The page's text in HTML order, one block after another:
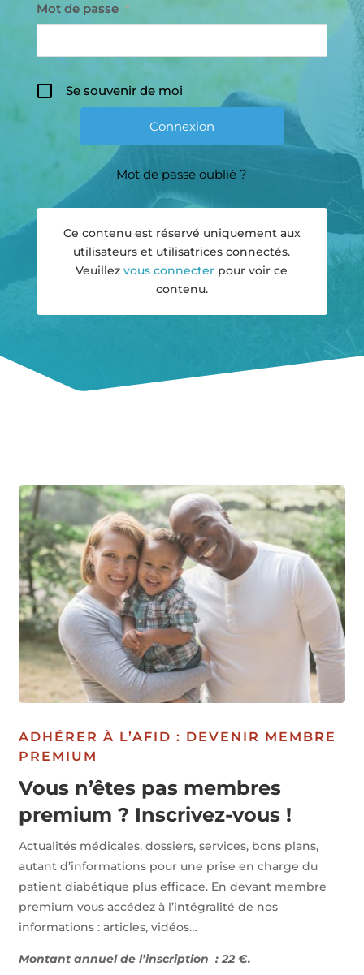
Mot de passe *
Se souvenir de moi
Mot de passe oublié ?
Ce contenu est réservé uniquement aux
utilisateurs et utilisatrices connectés.
Veuillezvous connecter pour voir ce
contenu.
ADHÉRER À L’AFID : DEVENIR MEMBRE
PREMIUM
Vous n’êtes pas membres
premium ? Inscrivez-vous !
Actualités médicales, dossiers, services, bons plans,
autant d’informations pour une prise en charge du
patient diabétique plus efficace. En devant membre
premium vous accédez à l’intégralité de nos
informations : articles, vidéos…
Montant annuel de l’inscription : 22 €.